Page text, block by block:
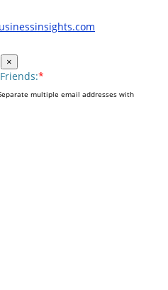
×
*
multiple email addresses with